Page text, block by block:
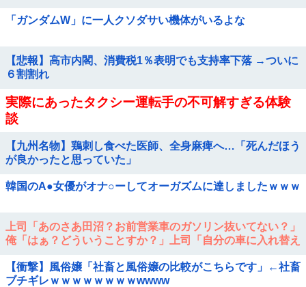
「ガンダムW」に一人クソダサい機体がいるよな
【悲報】高市内閣、消費税1％表明でも支持率下落 →ついに
６割割れ
実際にあったタクシー運転手の不可解すぎる体験
談
【九州名物】鶏刺し食べた医師、全身麻痺へ…「死んだほう
が良かったと思っていた」
韓国のA●女優がオナ○ーしてオーガズムに達しましたｗｗｗ
上司「あのさあ田沼？お前営業車のガソリン抜いてない？」
俺「はぁ？どういうことすか？」上司「自分の車に入れ替え
【衝撃】風俗嬢「社畜と風俗嬢の比較がこちらです」←社畜
ブチギレｗｗｗｗｗｗｗｗwwww